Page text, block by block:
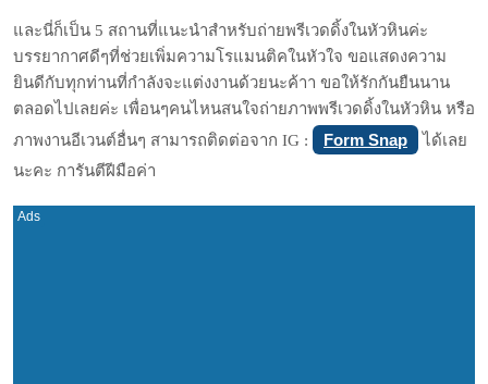
และนี่ก็เป็น 5 สถานที่แนะนำสำหรับถ่ายพรีเวดดิ้งในหัวหินค่ะ
บรรยากาศดีๆที่ช่วยเพิ่มความโรแมนติคในหัวใจ ขอแสดงความ
ยินดีกับทุกท่านที่กำลังจะแต่งงานด้วยนะค้าา ขอให้รักกันยืนนาน
ตลอดไปเลยค่ะ เพื่อนๆคนไหนสนใจถ่ายภาพพรีเวดดิ้งในหัวหิน หรือ
ภาพงานอีเวนต์อื่นๆ สามารถติดต่อจาก IG :
Form Snap
ได้เลย
นะคะ การันตีฝีมือค่า